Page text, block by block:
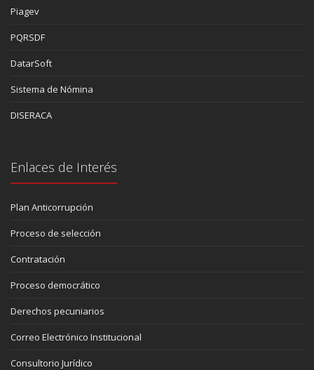
Piagev
PQRSDF
DatarSoft
Sistema de Nómina
DISERACA
Enlaces de Interés
Plan Anticorrupción
Proceso de selección
Contratación
Proceso democrático
Derechos pecuniarios
Correo Electrónico Institucional
Consultorio Jurídico